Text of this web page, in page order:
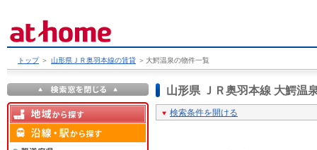
トップ ＞ 山形県ＪＲ奥羽本線の賃貸 ＞ 大鰐温泉の物件一覧
山形県 ＪＲ奥羽本線 大鰐温
検索条件を開ける